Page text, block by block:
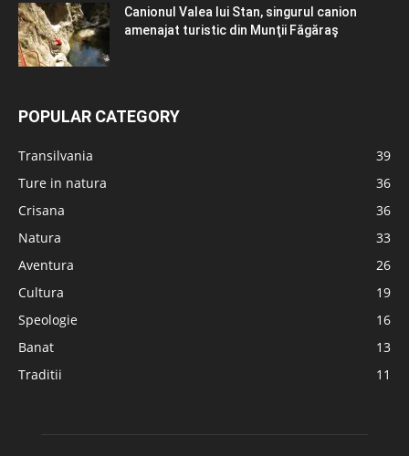
Canionul Valea lui Stan, singurul canion
amenajat turistic din Munţii Făgăraş
POPULAR CATEGORY
Transilvania
39
Ture in natura
36
Crisana
36
Natura
33
Aventura
26
Cultura
19
Speologie
16
Banat
13
Traditii
11